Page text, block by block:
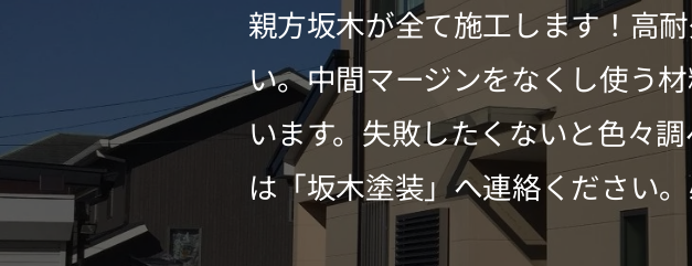
親方坂木が全て施工します！高
い。中間マージンをなくし使う
います。失敗したくないと色々
は「坂木塗装」へ連絡ください。